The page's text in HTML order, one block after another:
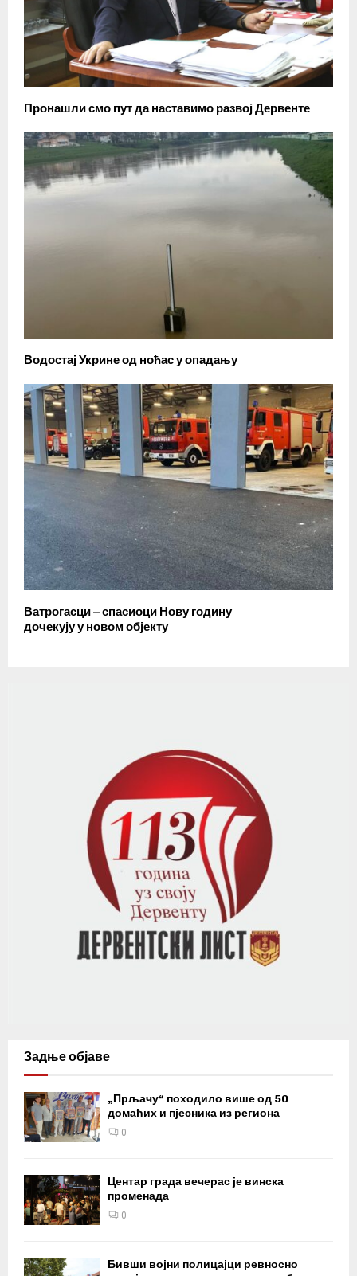
Пронашли смо пут да наставимо развој Дервенте
Водостај Укрине од ноћас у опадању
Ватрогасци – спасиоци Нову годину
дочекују у новом објекту
Задње објаве
„Прљачу“ походило више од 50
домаћих и пјесника из региона
0
Центар града вечерас је винска
променада
0
Бивши војни полицајци ревносно